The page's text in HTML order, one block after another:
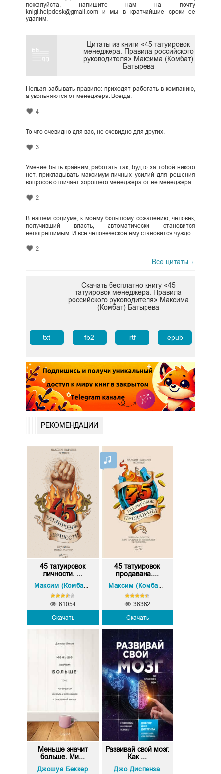
пожалуйста, напишите нам на почту
knigi.helpdesk@gmail.com и мы в кратчайшие сроки ее
удалим.
Цитаты из книги «45 татуировок
менеджера. Правила российского
руководителя» Максима (Комбат)
Батырева
Нельзя забывать правило: приходят работать в компанию,
а увольняются от менеджера. Всегда.
4
То что очевидно для вас, не очевидно для других.
3
Умение быть крайним, работать так, будто за тобой никого
нет, прикладывать максимум личных усилий для решения
вопросов отличает хорошего менеджера от не менеджера.
2
В нашем социуме, к моему большому сожалению, человек,
получивший власть, автоматически становится
непогрешимым. И все человеческое ему становится чуждо.
2
Все цитаты
Скачать бесплатно книгу «45
татуировок менеджера. Правила
российского руководителя» Максима
(Комбат) Батырева
txt fb2 rtf epub
РЕКОМЕНДАЦИИ
45 татуировок
личности. ...
Максим (Комбат) Батырев
Скачать
61054
45 татуировок
продавана....
Максим (Комбат) Батырев
Скачать
36382
Меньше значит
больше. Ми...
Джошуа Беккер
Развивай свой мозг.
Как ...
Джо Диспенза